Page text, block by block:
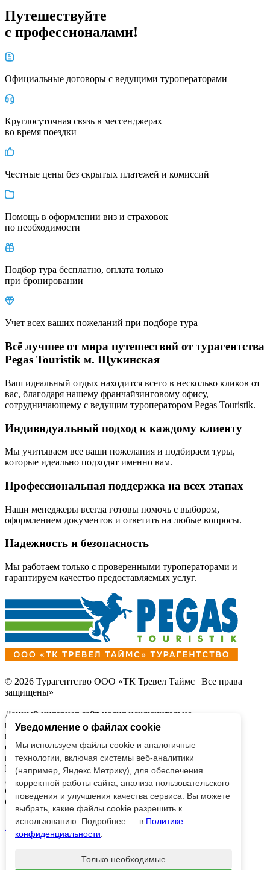
Путешествуйте
с профессионалами!
Официальные договоры с ведущими туроператорами
Круглосуточная связь в мессенджерах
во время поездки
Честные цены без скрытых платежей и комиссий
Помощь в оформлении виз и страховок
по необходимости
Подбор тура бесплатно, оплата только
при бронировании
Учет всех ваших пожеланий при подборе тура
Всё лучшее от мира путешествий от турагентства
Pegas Touristik м. Щукинская
Ваш идеальный отдых находится всего в несколько кликов от
вас, благодаря нашему франчайзинговому офису,
сотрудничающему с ведущим туроператором Pegas Touristik.
Индивидуальный подход к каждому клиенту
Мы учитываем все ваши пожелания и подбираем туры,
которые идеально подходят именно вам.
Профессиональная поддержка на всех этапах
Наши менеджеры всегда готовы помочь с выбором,
оформлением документов и ответить на любые вопросы.
Надежность и безопасность
Мы работаем только с проверенными туроператорами и
гарантируем качество предоставляемых услуг.
© 2026 Турагентство ООО «ТК Тревел Таймс | Все права
защищены»
Данный интернет сайт носит исключительно
информационный характер и
вся информация на нем не является публичной офертой,
определяемой
положениями Статьи 437 (2) Гражданского кодекса
Российской Федерации.
Для получения подробной информации о наличии и
стоимости, пожалуйста,
обращайтесь к менеджерам по продажам.
AppStore Google Play
Уведомление о файлах cookie
Мы используем файлы cookie и аналогичные
технологии, включая системы веб-аналитики
(например, Яндекс.Метрику), для обеспечения
корректной работы сайта, анализа пользовательского
поведения и улучшения качества сервиса. Вы можете
выбрать, какие файлы cookie разрешить к
использованию. Подробнее — в Политике
конфиденциальности
Только необходимые